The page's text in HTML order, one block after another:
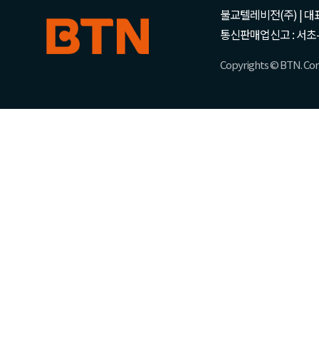
불교텔레비전(주) | 대
통신판매업신고 : 서
Copyrights © BTN.